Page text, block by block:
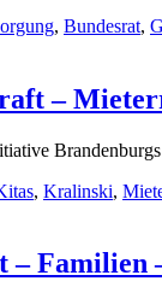
, Bundesrat,
–
, Kralinski,
– Familien